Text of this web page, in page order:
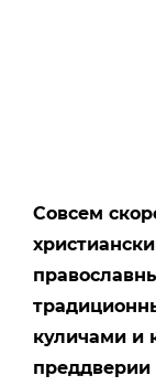
Совсем
куличами и
преддверии